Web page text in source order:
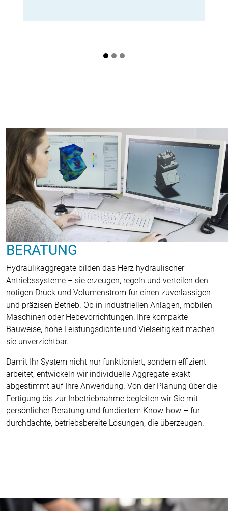
BERATUNG
Hydraulikaggregate bilden das Herz hydraulischer
Antriebssysteme – sie erzeugen, regeln und verteilen den
nötigen Druck und Volumenstrom für einen zuverlässigen
und präzisen Betrieb. Ob in industriellen Anlagen, mobilen
Maschinen oder Hebevorrichtungen: Ihre kompakte
Bauweise, hohe Leistungsdichte und Vielseitigkeit machen
sie unverzichtbar.
Damit Ihr System nicht nur funktioniert, sondern effizient
arbeitet, entwickeln wir individuelle Aggregate exakt
abgestimmt auf Ihre Anwendung. Von der Planung über die
Fertigung bis zur Inbetriebnahme begleiten wir Sie mit
persönlicher Beratung und fundiertem Know-how – für
durchdachte, betriebsbereite Lösungen, die überzeugen.